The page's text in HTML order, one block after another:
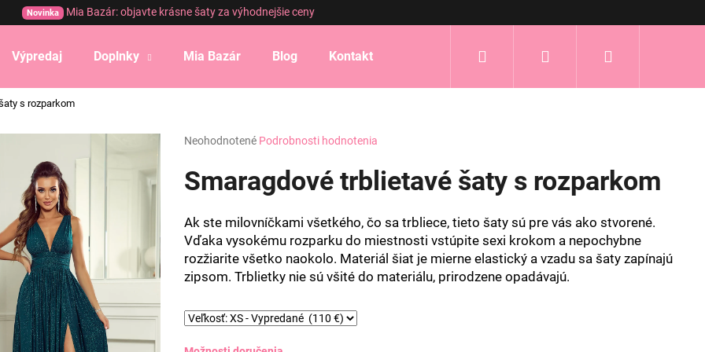
Novinka Mia Bazár: objavte krásne šaty za výhodnejšie ceny
Výpredaj Doplnky Mia Bazár Blog Kontakt Prihlásenie
s rozparkom
Priemerné
produktu
je
5
hviezdičiek.
Neohodnotené Podrobnosti hodnotenia
Smaragdové trblietavé šaty s rozparkom
Ak ste milovníčkami všetkého, čo sa trbliece, tieto šaty sú pre vás ako stvorené.
Vďaka vysokému rozparku do miestnosti vstúpite sexi krokom a nepochybne
rozžiarite všetko naokolo. Materiál šiat je mierne elastický a vzadu sa šaty zapínajú
zipsom. Trblietky nie sú všité do materiálu, prirodzene opadávajú.
Čo potrebujete nájsť?
HĽADAŤ
Odporúčame